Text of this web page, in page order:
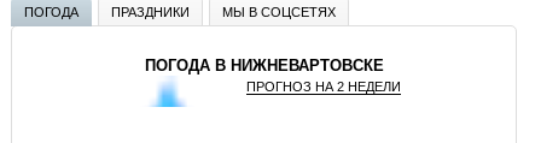
ПОГОДА ПРАЗДНИКИ МЫ В СОЦСЕТЯХ
ПОГОДА В НИЖНЕВАРТОВСКЕ
ПРОГНОЗ НА 2 НЕДЕЛИ